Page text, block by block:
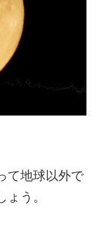
て地球以外で
う。